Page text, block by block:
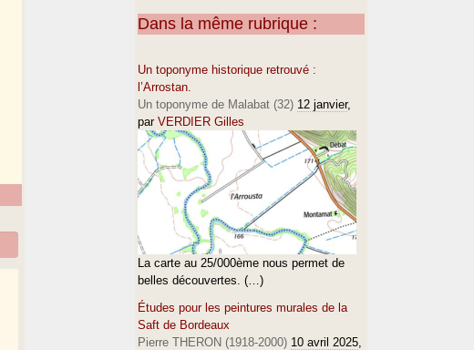
Dans la même rubrique :
Un toponyme historique retrouvé :
l’Arrostan.
Un toponyme de Malabat (32) 12 janvier,
par VERDIER Gilles
La carte au 25/000ème nous permet de
belles découvertes. (…)
Études pour les peintures murales de la
Saft de Bordeaux
Pierre THERON (1918-2000) 10 avril 2025,